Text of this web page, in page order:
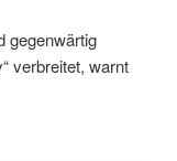
gegenwärtig
verbreitet, warnt